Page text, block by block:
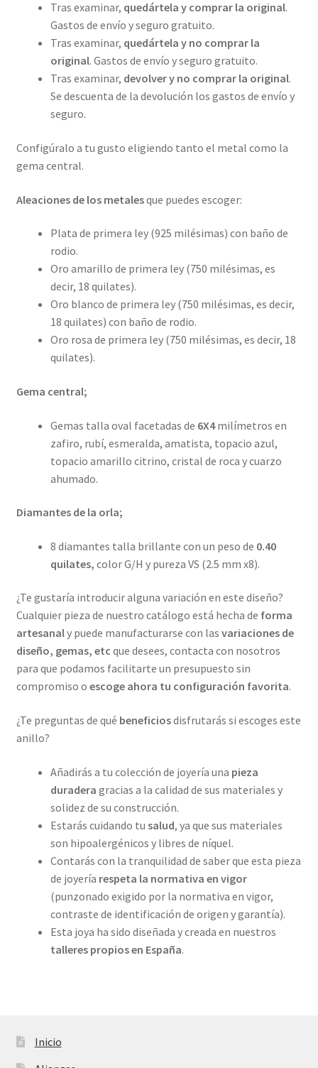
Tras examinar, quedártela y comprar la original.
Gastos de envío y seguro gratuito.
Tras examinar, quedártela y no comprar la
original. Gastos de envío y seguro gratuito.
Tras examinar, devolver y no comprar la original.
Se descuenta de la devolución los gastos de envío y
seguro.
Configúralo a tu gusto eligiendo tanto el metal como la
gema central.
Aleaciones de los metalesque puedes escoger:
Plata de primera ley (925 milésimas) con baño de
rodio.
Oro amarillo de primera ley (750 milésimas, es
decir, 18 quilates).
Oro blanco de primera ley (750 milésimas, es decir,
18 quilates) con baño de rodio.
Oro rosa de primera ley (750 milésimas, es decir, 18
quilates).
Gema central;
Gemas talla oval facetadas de 6X4milímetros en
zafiro, rubí, esmeralda, amatista, topacio azul,
topacio amarillo citrino, cristal de roca y cuarzo
ahumado.
Diamantes de la orla;
8 diamantes talla brillante con un peso de 0.40
quilates, color G/H y pureza VS (2.5 mm x8).
¿Te gustaría introducir alguna variación en este diseño?
Cualquier pieza de nuestro catálogo está hecha de forma
artesanaly puede manufacturarse con las variaciones de
diseño, gemas, etc que desees, contacta con nosotros
para que podamos facilitarte un presupuesto sin
compromiso o escoge ahora tu configuración favorita.
¿Te preguntas de qué beneficiosdisfrutarás si escoges este
anillo?
Añadirás a tu colección de joyería una pieza
duradera gracias a la calidad de sus materiales y
solidez de su construcción.
Estarás cuidando tu salud, ya que sus materiales
son hipoalergénicos y libres de níquel.
Contarás con la tranquilidad de saber que esta pieza
de joyería respeta la normativa en vigor
(punzonado exigido por la normativa en vigor,
contraste de identificación de origen y garantía).
Esta joya ha sido diseñada y creada en nuestros
talleres propiosen España.
Inicio